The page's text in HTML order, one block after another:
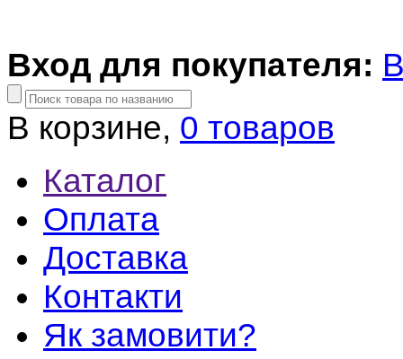
Вход для покупателя:
В корзине, 0 товаров
Каталог
Оплата
Доставка
Контакти
Як замовити?